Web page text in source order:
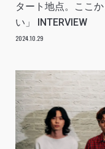
タート地点。ここ
い」 INTERVIEW
2024.10.29